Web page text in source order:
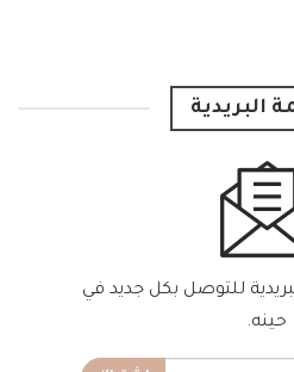
البريدية
للتوصل بكل جديد في
حينه.